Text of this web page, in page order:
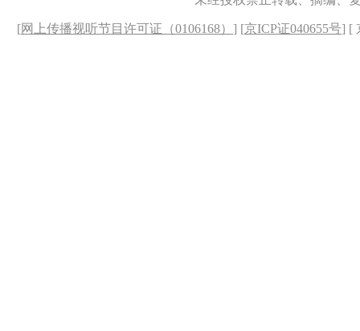
[网上传播视听节目许可证（0106168） ] [京ICP证040655号] [